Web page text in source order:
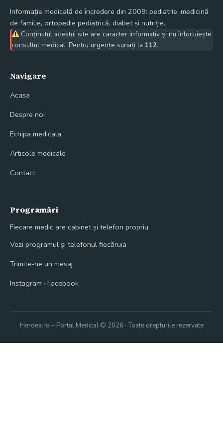
Informație medicală de încredere din 2009: pediatrie, medicină
de familie, ortopedie pediatrică, diabet și nutriție.
Conținutul acestui site are caracter informativ și nu înlocuiește
consultul medical. Pentru urgențe sunați la 112.
Navigare
Acasa
Despre noi
Echipa medicala
Articole medicale
Contact
Programări
Fiecare medic are cabinet și telefon propriu
Vezi programul și telefonul fiecăruia
Trimite-ne un mesaj
Instagram · Facebook
Herdea.ro – Portal Medical © 2026 · Toate drepturile rezervate